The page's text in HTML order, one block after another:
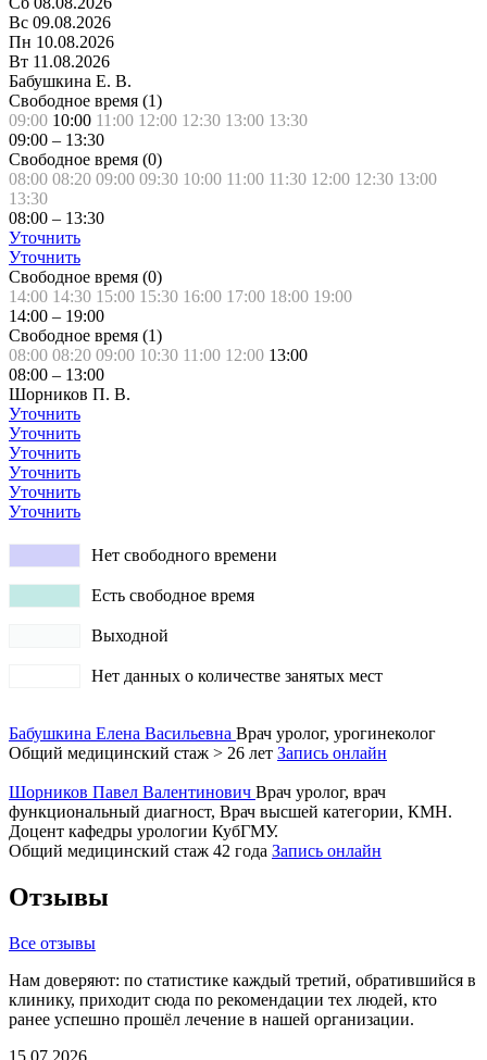
Вс 09.08.2026
Пн 10.08.2026
Вт 11.08.2026
Бабушкина Е. В.
Свободное время (1)
09:00 10:00 11:00 12:00 12:30 13:00 13:30
09:00 – 13:30
Свободное время (0)
08:00 08:20 09:00 09:30 10:00 11:00 11:30 12:00 12:30 13:00
13:30
08:00 – 13:30
Уточнить
Уточнить
Свободное время (0)
14:00 14:30 15:00 15:30 16:00 17:00 18:00 19:00
14:00 – 19:00
Свободное время (1)
08:00 08:20 09:00 10:30 11:00 12:00 13:00
08:00 – 13:00
Шорников П. В.
Уточнить
Уточнить
Уточнить
Уточнить
Уточнить
Уточнить
Нет свободного времени
Есть свободное время
Выходной
Нет данных о количестве занятых мест
Бабушкина Елена Васильевна Врач уролог, урогинеколог
Общий медицинский стаж > 26 лет Запись онлайн
Шорников Павел Валентинович Врач уролог, врач
функциональный диагност, Врач высшей категории, КМН.
Доцент кафедры урологии КубГМУ.
Общий медицинский стаж 42 года Запись онлайн
Отзывы
Все отзывы
Нам доверяют: по статистике каждый третий, обратившийся в
клинику, приходит сюда по рекомендации тех людей, кто
ранее успешно прошёл лечение в нашей организации.